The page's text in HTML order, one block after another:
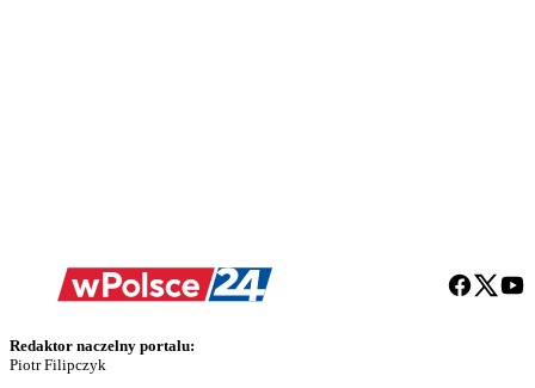
Redaktor naczelny portalu:
Piotr Filipczyk